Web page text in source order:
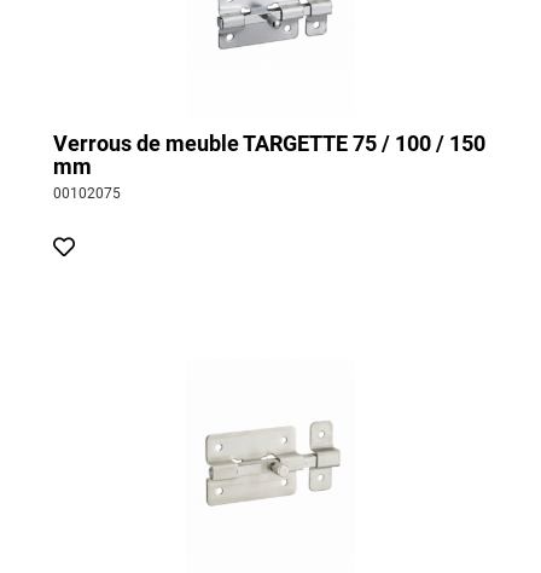
Verrous de meuble TARGETTE 75 / 100 / 150
mm
00102075